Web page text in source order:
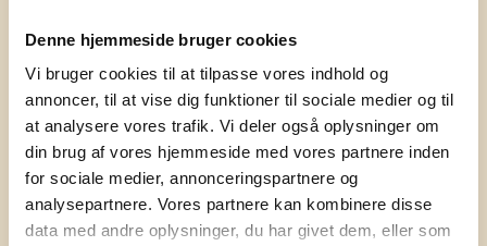
Denne hjemmeside bruger cookies
Vi bruger cookies til at tilpasse vores indhold og
annoncer, til at vise dig funktioner til sociale medier og til
at analysere vores trafik. Vi deler også oplysninger om
din brug af vores hjemmeside med vores partnere inden
for sociale medier, annonceringspartnere og
analysepartnere. Vores partnere kan kombinere disse
data med andre oplysninger, du har givet dem, eller som
Tilmeld